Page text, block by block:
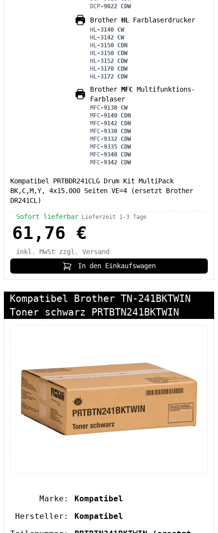
DCP-9022 CDW
Brother HL Farblaserdrucker
HL-3140 CW
HL-3142 CW
HL-3150 CDN
HL-3150 CDW
HL-3152 CDW
HL-3170 CDW
HL-3172 CDW
Brother MFC Multifunktions-
Farblaser
MFC-9130 CW
MFC-9140 CDN
MFC-9142 CDN
MFC-9330 CDW
MFC-9332 CDW
MFC-9335 CDW
MFC-9340 CDW
MFC-9342 CDW
Kompatibel PRTBDR241CLG Drum Kit MultiPack
BK,C,M,Y, 4x15.000 Seiten VE=4 (ersetzt Brother
DR241CL)
Sofort lieferbar Lieferzeit 1-3 Tage
61,76 €
inkl. MwSt
zzgl. Versand
In den Einkaufswagen
Kompatibel Brother TN-241BKTWIN
Toner schwarz PRTBTN241BKTWIN
Marke:
Kompatibel
Hersteller:
Kompatibel